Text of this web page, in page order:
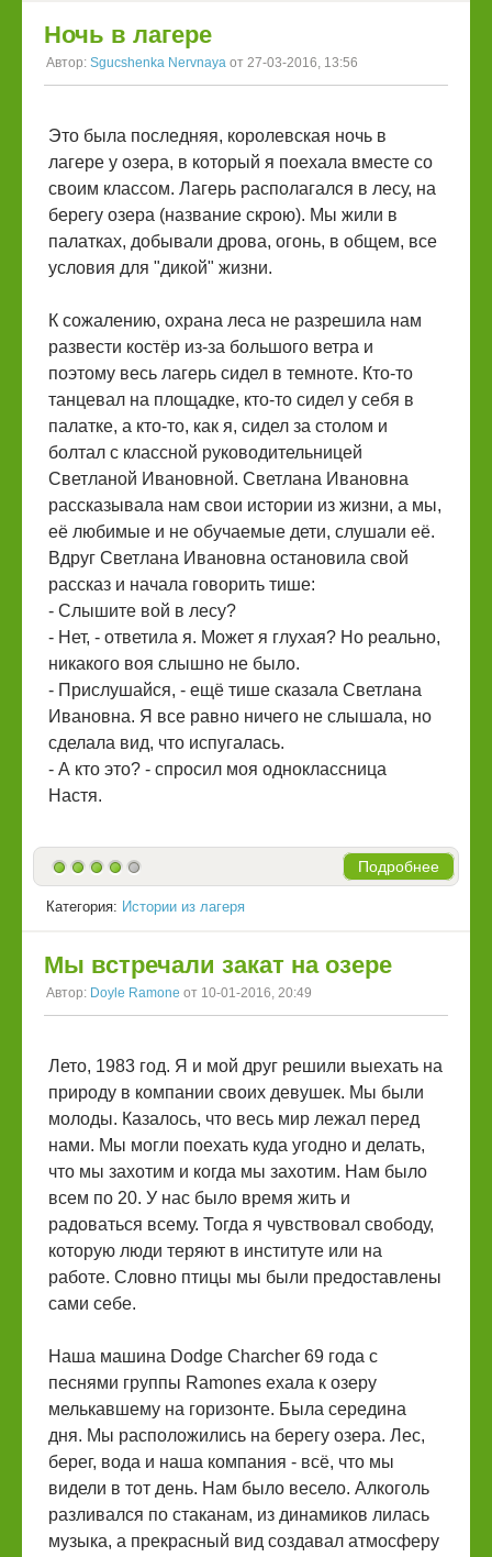
Ночь в лагере
Автор: Sgucshenka Nervnaya от 27-03-2016, 13:56
Это была последняя, королевская ночь в
лагере у озера, в который я поехала вместе со
своим классом. Лагерь располагался в лесу, на
берегу озера (название скрою). Мы жили в
палатках, добывали дрова, огонь, в общем, все
условия для "дикой" жизни.
К сожалению, охрана леса не разрешила нам
развести костёр из-за большого ветра и
поэтому весь лагерь сидел в темноте. Кто-то
танцевал на площадке, кто-то сидел у себя в
палатке, а кто-то, как я, сидел за столом и
болтал с классной руководительницей
Светланой Ивановной. Светлана Ивановна
рассказывала нам свои истории из жизни, а мы,
её любимые и не обучаемые дети, слушали её.
Вдруг Светлана Ивановна остановила свой
рассказ и начала говорить тише:
- Слышите вой в лесу?
- Нет, - ответила я. Может я глухая? Но реально,
никакого воя слышно не было.
- Прислушайся, - ещё тише сказала Светлана
Ивановна. Я все равно ничего не слышала, но
сделала вид, что испугалась.
- А кто это? - спросил моя одноклассница
Настя.
Подробнее
Категория: Истории из лагеря
Мы встречали закат на озере
Автор: Doyle Ramone от 10-01-2016, 20:49
Лето, 1983 год. Я и мой друг решили выехать на
природу в компании своих девушек. Мы были
молоды. Казалось, что весь мир лежал перед
нами. Мы могли поехать куда угодно и делать,
что мы захотим и когда мы захотим. Нам было
всем по 20. У нас было время жить и
радоваться всему. Тогда я чувствовал свободу,
которую люди теряют в институте или на
работе. Словно птицы мы были предоставлены
сами себе.
Наша машина Dodge Charcher 69 года с
песнями группы Ramones ехала к озеру
мелькавшему на горизонте. Была середина
дня. Мы расположились на берегу озера. Лес,
берег, вода и наша компания - всё, что мы
видели в тот день. Нам было весело. Алкоголь
разливался по стаканам, из динамиков лилась
музыка, а прекрасный вид создавал атмосферу